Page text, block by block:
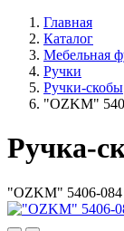
Главная
Каталог
Мебельная
Ручки
Ручки-скобы
"OZKM"
Ручка-
"OZKM" 5406-084